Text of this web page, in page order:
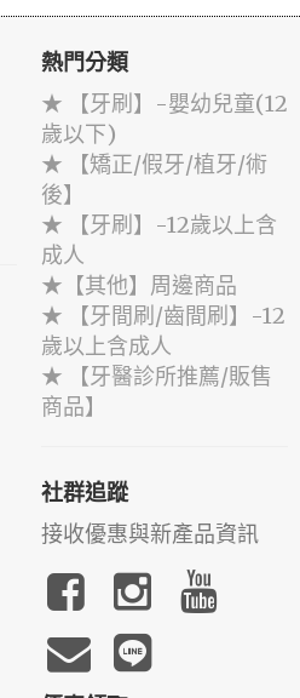
熱門分類
★ 【牙刷】-嬰幼兒童(12
歲以下)
★ 【矯正/假牙/植牙/術
後】
★ 【牙刷】-12歲以上含
成人
★【其他】周邊商品
★ 【牙間刷/齒間刷】-12
歲以上含成人
★ 【牙醫診所推薦/販售
商品】
社群追蹤
接收優惠與新產品資訊